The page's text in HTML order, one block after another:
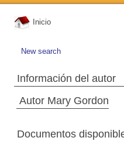
Inicio
New search
Información del autor
Autor Mary Gordon
Documentos